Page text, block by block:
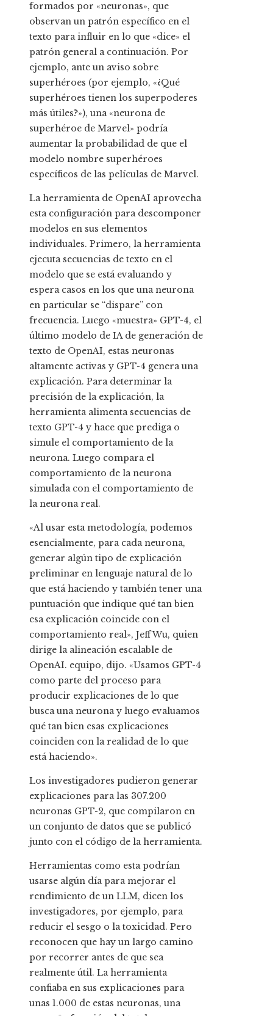
formados por «neuronas», que
observan un patrón específico en el
texto para influir en lo que «dice» el
patrón general a continuación. Por
ejemplo, ante un aviso sobre
superhéroes (por ejemplo, «¿Qué
superhéroes tienen los superpoderes
más útiles?»), una «neurona de
superhéroe de Marvel» podría
aumentar la probabilidad de que el
modelo nombre superhéroes
específicos de las películas de Marvel.
La herramienta de OpenAI aprovecha
esta configuración para descomponer
modelos en sus elementos
individuales. Primero, la herramienta
ejecuta secuencias de texto en el
modelo que se está evaluando y
espera casos en los que una neurona
en particular se “dispare” con
frecuencia. Luego «muestra» GPT-4, el
último modelo de IA de generación de
texto de OpenAI, estas neuronas
altamente activas y GPT-4 genera una
explicación. Para determinar la
precisión de la explicación, la
herramienta alimenta secuencias de
texto GPT-4 y hace que prediga o
simule el comportamiento de la
neurona. Luego compara el
comportamiento de la neurona
simulada con el comportamiento de
la neurona real.
«Al usar esta metodología, podemos
esencialmente, para cada neurona,
generar algún tipo de explicación
preliminar en lenguaje natural de lo
que está haciendo y también tener una
puntuación que indique qué tan bien
esa explicación coincide con el
comportamiento real», Jeff Wu, quien
dirige la alineación escalable de
OpenAI. equipo, dijo. «Usamos GPT-4
como parte del proceso para
producir explicaciones de lo que
busca una neurona y luego evaluamos
qué tan bien esas explicaciones
coinciden con la realidad de lo que
está haciendo».
Los investigadores pudieron generar
explicaciones para las 307.200
neuronas GPT-2, que compilaron en
un conjunto de datos que se publicó
junto con el código de la herramienta.
Herramientas como esta podrían
usarse algún día para mejorar el
rendimiento de un LLM, dicen los
investigadores, por ejemplo, para
reducir el sesgo o la toxicidad. Pero
reconocen que hay un largo camino
por recorrer antes de que sea
realmente útil. La herramienta
confiaba en sus explicaciones para
unas 1.000 de estas neuronas, una